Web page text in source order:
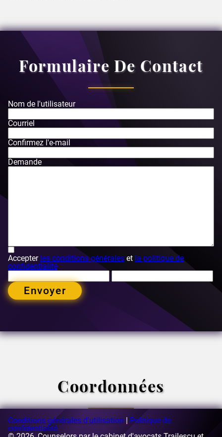
Formulaire De Contact
Nom de l'utilisateur
Courriel
Confirmez l'e-mail
Demande
Accepter les conditions générales et la politique de
confidentialité
Envoyer
Coordonnées
Conditions générales d'utilisation | Politique de
confidentialité